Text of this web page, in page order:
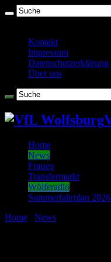
Kontakt
Impressum
Datenschutzerklärung
Über uns
Home
News
Frauen
Transfermarkt
Wölferadio
Sommerfahrplan
Home
News